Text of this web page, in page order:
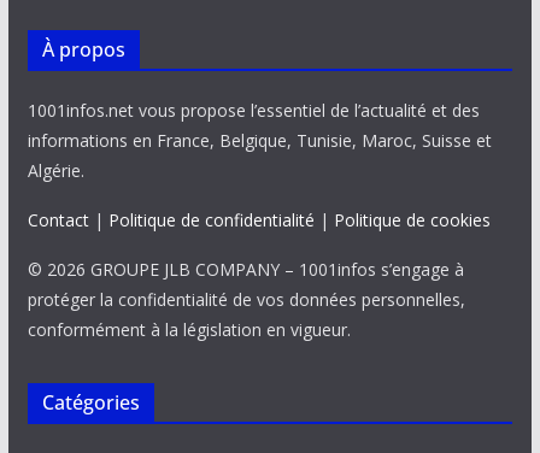
À propos
1001infos.net vous propose l’essentiel de l’actualité et des
informations en France, Belgique, Tunisie, Maroc, Suisse et
Algérie.
Contact| Politique de confidentialité | Politique de cookies
© 2026 GROUPE JLB COMPANY – 1001infos s’engage à
protéger la confidentialité de vos données personnelles,
conformément à la législation en vigueur.
Catégories